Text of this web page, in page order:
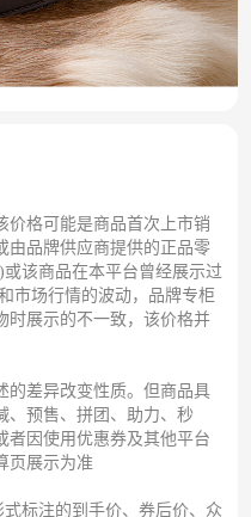
价格可能是商品首次上市销
由品牌供应商提供的正品零
该商品在本平台曾经展示过
市场行情的波动，品牌专柜
时展示的不一致，该价格并
的差异改变性质。但商品具
、预售、拼团、助力、秒
者因使用优惠券及其他平台
页展示为准
标注的到手价、券后价、众